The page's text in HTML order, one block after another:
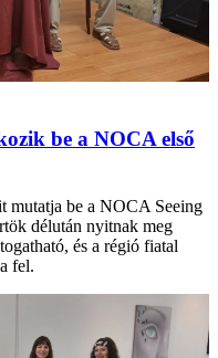
be a NOCA első
mutatja be a NOCA Seeing
délután nyitnak meg
és a régió fiatal
fel.